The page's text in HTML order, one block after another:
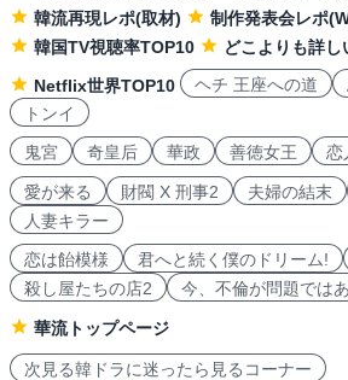
韓流再現レポ(取材)
制作発表会レポ
韓国TV視聴率TOP10
どこよりも詳
Netflix世界TOP10
ヘチ 王座への道
トンイ
鬼宮
奇皇后 華政 善徳女王 恋
愛が来る 財閥 X 刑事2 夫婦の結末
人妻キラー
恋は飴模様
君へと続く僕のドリーム!
殺し屋たちの店2
今、不倫が問題では
華流トップページ
次見る韓ドラに迷ったら見るコーナー